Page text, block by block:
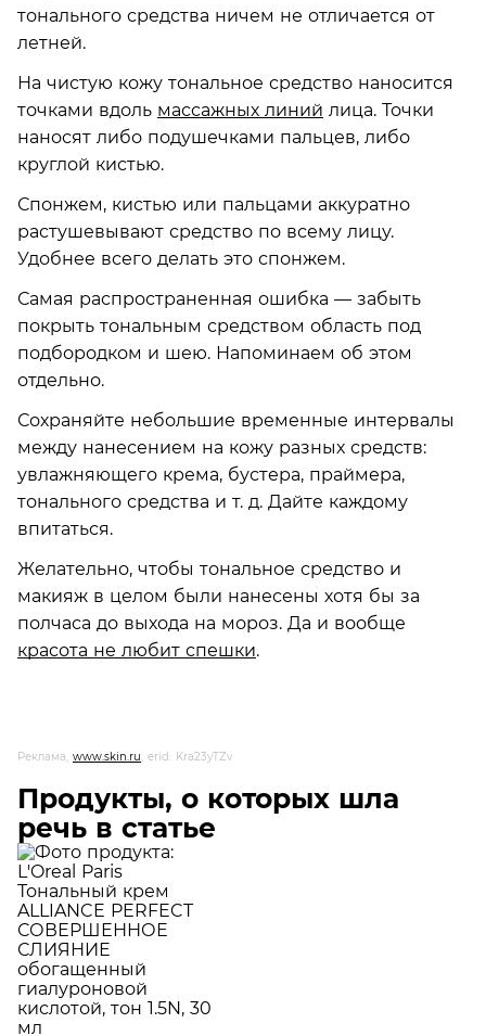
тонального средства ничем не отличается от
летней.
На чистую кожу тональное средство наносится
точками вдоль массажных линий лица. Точки
наносят либо подушечками пальцев, либо
круглой кистью.
Спонжем, кистью или пальцами аккуратно
растушевывают средство по всему лицу.
Удобнее всего делать это спонжем.
Самая распространенная ошибка — забыть
покрыть тональным средством область под
подбородком и шею. Напоминаем об этом
отдельно.
Сохраняйте небольшие временные интервалы
между нанесением на кожу разных средств:
увлажняющего крема, бустера, праймера,
тонального средства и т. д. Дайте каждому
впитаться.
Желательно, чтобы тональное средство и
макияж в целом были нанесены хотя бы за
полчаса до выхода на мороз. Да и вообще
красота не любит спешки.
Реклама, www.skin.ru, erid: Kra23yTZv
Продукты, о которых шла
речь в статье